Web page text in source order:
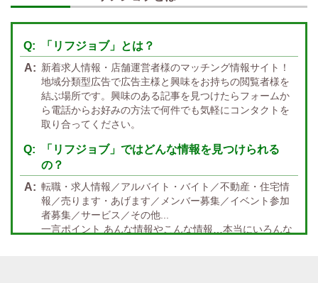
週1日～OK
指名バック率高め 週1・月1～OK
託児所紹介あり 初心者歓迎
資格者優遇
宿泊・送迎あり 50代以上歓迎
経験者優遇
経験者歓迎 未経験者あり
未経験者金着 60代歓迎
関西 エリア
九州・沖縄 エリア
大分 福岡 佐賀 長崎 宮崎 熊本 鹿児島 沖縄
中四国 エリア
岡山 鳥取 広島 島根
「リフジョブ」とは？
新着求人情報・店舗運営者様のマッチング情報サイト！
地域分類型広告で広告主様と興味をお持ちの閲覧者様を
結ぶ場所です。興味のある記事を見つけたらフォームか
ら電話からお好みの方法で何件でも気軽にコンタクトを
取り合ってください。
「リフジョブ」ではどんな情報を見つけられる
の？
転職・求人情報／アルバイト・バイト／不動産・住宅情
報／売ります・あげます／メンバー募集／イベント参加
者募集／サービス／その他...
一言ポイント あんな情報やこんな情報…本当にいろんな